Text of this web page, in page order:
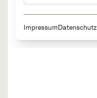
ImpressumDatenschutz